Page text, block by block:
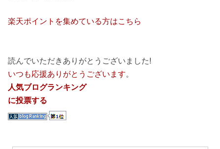
楽天ポイントを集めている方はこちら
読んでいただきありがとうございました!
いつも応援ありがとうございます。
人気ブログランキング
に投票する